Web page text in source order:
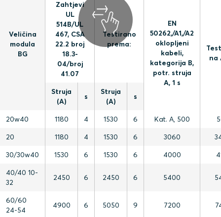
Veličina
modula
BG
Zahtjevi
UL
514B/UL
467, CSA
22.2 broj
18.3-
04/broj
41.07
Testirano
prema:
EN
50262,/A1,/A2
oklopljeni
kabeli,
kategorija B,
potr. struja
A, 1 s
na
Struja
(A)
s
Struja
(A)
s
20w40 1180 4 1530 6 Kat. A, 500
20
1180 4 1530 6 3060
30/30w40
1530 6 1530 6 4000
40/40 10-
32
2450 6 2450 6 5400
60/60
24-54
4900 6 5050 9 7200